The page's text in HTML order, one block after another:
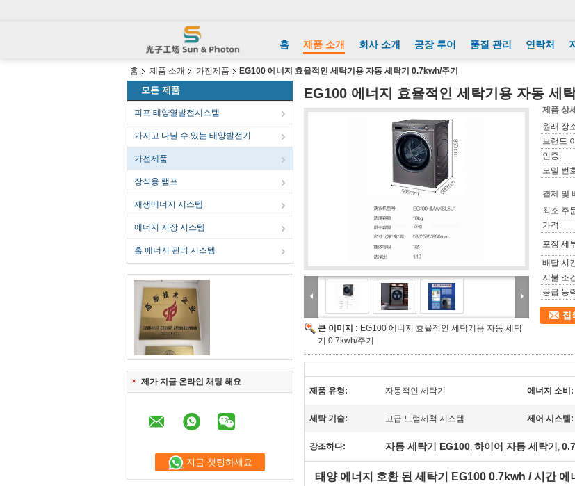
홈 제품 소개 회사 소개 공장 투어 품질 관리 연락처
홈 제품 소개 가전제품 EG100 에너지 효율적인 세탁기용 자동 세탁기 0.7kwh/주기
모든 제품
피프 태양열발전시스템
가지고 다닐 수 있는 태양발전기
가전제품
장식용 램프
재생에너지 시스템
에너지 저장 시스템
홈 에너지 관리 시스템
제가 지금 온라인 채팅 해요
지금 챗팅하세요
EG100 에너지 효율적인 세탁기용 자동 세
큰 이미지 : EG100 에너지 효율적인 세탁기용 자동 세탁
기 0.7kwh/주기
제품 상
원래 장
브랜드
인증:
모델 번
결제 및
최소 주
가격:
포장 세
배달 시
지불 조
공급 능
접
제품 유형: 자동적인 세탁기 에너지 소비:
세탁 기술: 고급 드럼세척 시스템 제어 시스템:
강조하다: 자동 세탁기 EG100, 하이어 자동 세탁기 ,
태양 에너지 호환 된 세탁기 EG100 0.7kwh / 시간 에